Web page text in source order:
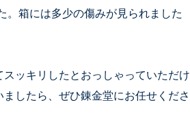
。箱には多少の傷みが見られました
ッキリしたとおっしゃっていただけ
したら、ぜひ錬金堂にお任せくださ